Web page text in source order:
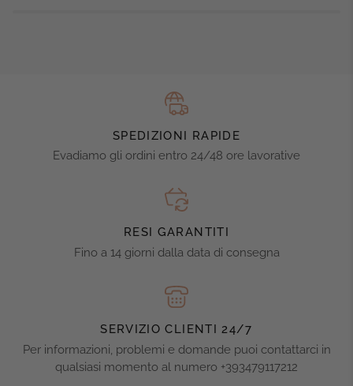
SPEDIZIONI RAPIDE
Evadiamo gli ordini entro 24/48 ore lavorative
RESI GARANTITI
Fino a 14 giorni dalla data di consegna
SERVIZIO CLIENTI 24/7
Per informazioni, problemi e domande puoi contattarci in
qualsiasi momento al numero +393479117212